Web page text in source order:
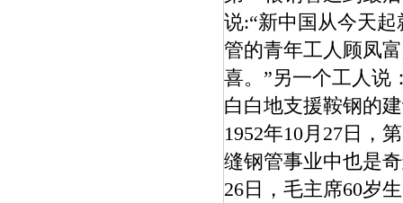
说:“新中国从今天
管的青年工人顾凤
喜。”另一个工人说
白白地支援鞍钢的
1952年10月27日，
缝钢管事业中也是
26日，毛主席60岁